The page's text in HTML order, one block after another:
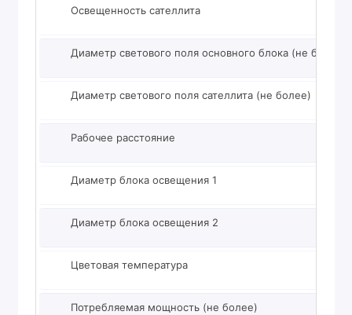
Освещенность сателлита
Диаметр светового поля основного блока (не более)
Диаметр светового поля сателлита (не более)
Рабочее расстояние
Диаметр блока освещения 1
Диаметр блока освещения 2
Цветовая температура
Потребляемая мощность (не более)